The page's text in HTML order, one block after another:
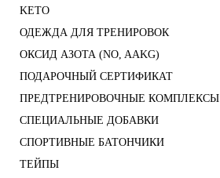
KETO
ОДЕЖДА ДЛЯ ТРЕНИРОВОК
ОКСИД АЗОТА (NO, AAKG)
ПОДАРОЧНЫЙ СЕРТИФИКАТ
ПРЕДТРЕНИРОВОЧНЫЕ КОМПЛЕКСЫ
СПЕЦИАЛЬНЫЕ ДОБАВКИ
СПОРТИВНЫЕ БАТОНЧИКИ
ТЕЙПЫ